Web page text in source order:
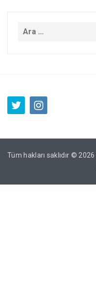
Arama:
Tüm hakları saklıdır © 2026